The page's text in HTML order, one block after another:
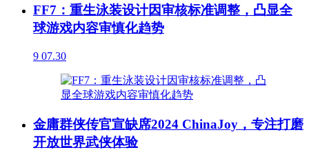
FF7：重生泳装设计因审核标准调整，凸显全
球游戏内容审慎化趋势
9 07.30
金庸群侠传官宣缺席2024 ChinaJoy，专注打磨
开放世界武侠体验